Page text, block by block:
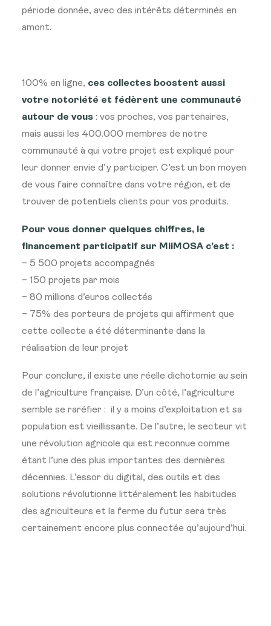
période donnée, avec des intérêts déterminés en
amont.
100% en ligne, ces collectes boostent aussi
votre notoriété et fédèrent une communauté
autour de vous : vos proches, vos partenaires,
mais aussi les 400.000 membres de notre
communauté à qui votre projet est expliqué pour
leur donner envie d’y participer. C’est un bon moyen
de vous faire connaître dans votre région, et de
trouver de potentiels clients pour vos produits.
Pour vous donner quelques chiffres, le
financement participatif sur MiiMOSA c’est :
– 5 500 projets accompagnés
– 150 projets par mois
– 80 millions d’euros collectés
– 75% des porteurs de projets qui affirment que
cette collecte a été déterminante dans la
réalisation de leur projet
Pour conclure, il existe une réelle dichotomie au sein
de l’agriculture française. D’un côté, l’agriculture
semble se raréfier : il y a moins d’exploitation et sa
population est vieillissante. De l’autre, le secteur vit
une révolution agricole qui est reconnue comme
étant l’une des plus importantes des dernières
décennies. L’essor du digital, des outils et des
solutions révolutionne littéralement les habitudes
des agriculteurs et la ferme du futur sera très
certainement encore plus connectée qu’aujourd’hui.